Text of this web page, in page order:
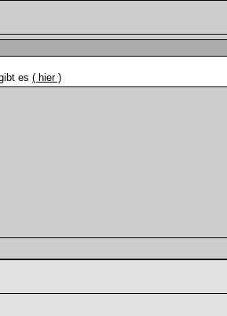
es ( hier )